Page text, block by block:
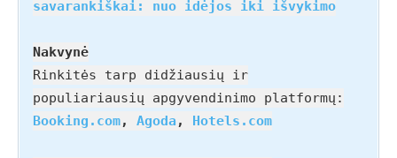
savarankiškai: nuo idėjos iki išvykimo
Nakvynė
Rinkitės tarp didžiausių ir
populiariausių apgyvendinimo platformų:
Booking.com, Agoda , Hotels.com